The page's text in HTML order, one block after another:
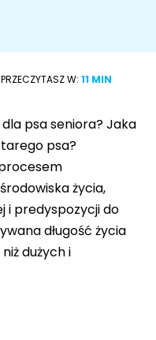
PRZECZYTASZ W: 11 MIN
psa seniora? Jaka
psa?
życia,
i predyspozycji do
długość życia
dużych i